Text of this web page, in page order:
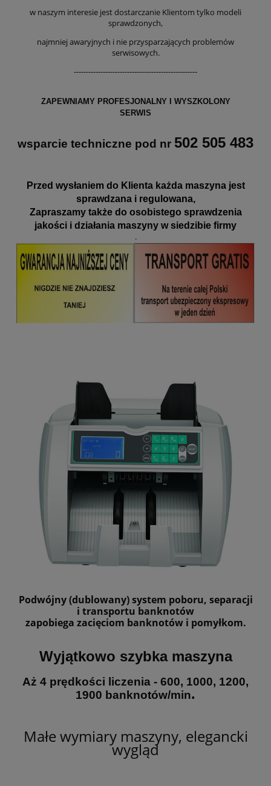
w naszym interesie jest dostarczanie Klientom tylko modeli
sprawdzonych,
najmniej awaryjnych i nie przysparzających problemów
serwisowych.
---------------------------------------------------
ZAPEWNIAMY PROFESJONALNY I WYSZKOLONY
SERWIS
wsparcie techniczne pod nr 502 505 483
Przed wysłaniem do Klienta każda maszyna jest
sprawdzana i regulowana,
Zapraszamy także do osobistego sprawdzenia
jakości i działania maszyny w siedzibie firmy
.
Podwójny (dublowany) system poboru, separacji
i transportu banknotów
zapobiega zacięciom banknotów i pomyłkom.
Wyjątkowo szybka maszyna
Aż 4 prędkości liczenia - 600, 1000, 1200,
1900 banknotów/min.
Małe wymiary maszyny, elegancki
wygląd